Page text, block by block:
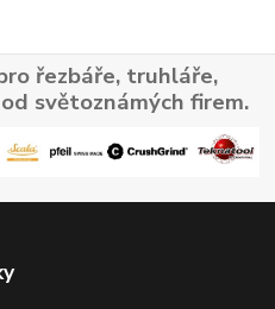
řezbáře, truhláře,
světoznámých firem.